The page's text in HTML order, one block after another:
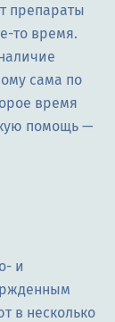
препараты
то время.
сама по
время
помощь —
и
в несколько